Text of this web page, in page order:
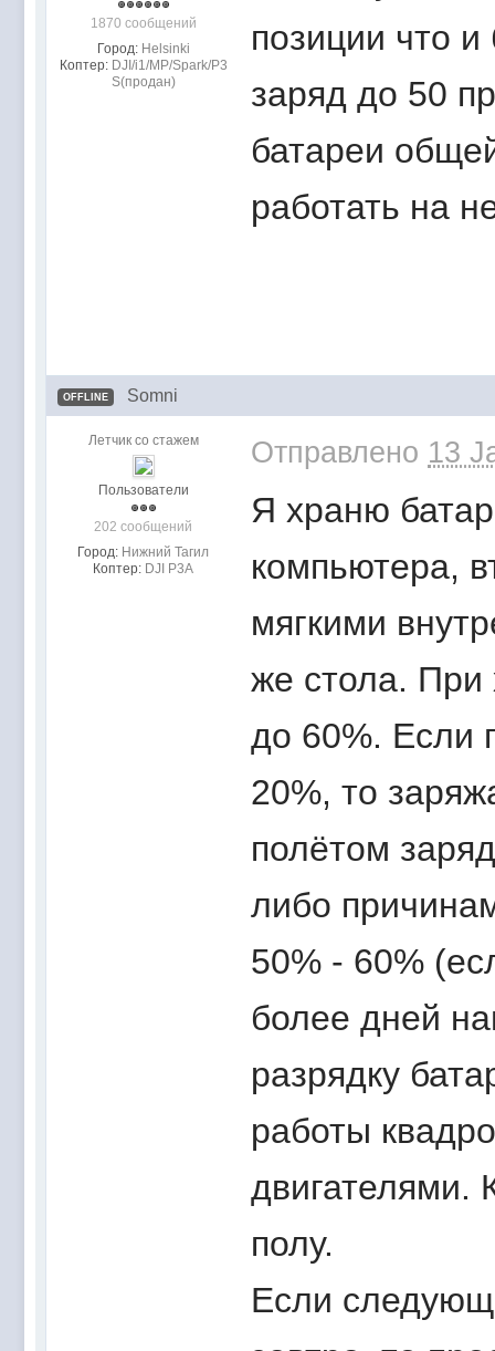
1870 сообщений
Город: Helsinki
Коптер: DJI/i1/MP/Spark/P3
S(продан)
позиции что
заряд до 50
батареи
работать на
OFFLINE Somni
Летчик со стажем
Пользователи
202 сообщений
Город: Нижний Тагил
Коптер: DJI P3A
Отправлено 13
Я храню
компьютера,
мягкими
же стола. При
до 60%. Если
20%, то
полётом
либо
50% - 60%
более дней
разрядку
работы
двигателями.
полу.
Если